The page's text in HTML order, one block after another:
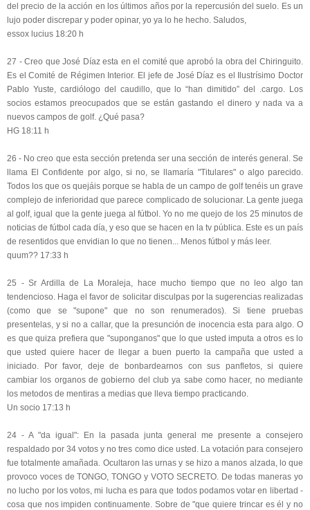
del precio de la acción en los últimos años por la repercusión del suelo. Es un
lujo poder discrepar y poder opinar, yo ya lo he hecho. Saludos,
essox lucius 18:20 h
27 - Creo que José Díaz esta en el comité que aprobó la obra del Chiringuito.
Es el Comité de Régimen Interior. El jefe de José Díaz es el Ilustrísimo Doctor
Pablo Yuste, cardiólogo del caudillo, que lo “han dimitido” del .cargo. Los
socios estamos preocupados que se están gastando el dinero y nada va a
nuevos campos de golf. ¿Qué pasa?
HG 18:11 h
26 - No creo que esta sección pretenda ser una sección de interés general. Se
llama El Confidente por algo, si no, se llamaría "Titulares" o algo parecido.
Todos los que os quejáis porque se habla de un campo de golf tenéis un grave
complejo de inferioridad que parece complicado de solucionar. La gente juega
al golf, igual que la gente juega al fútbol. Yo no me quejo de los 25 minutos de
noticias de fútbol cada día, y eso que se hacen en la tv pública. Este es un país
de resentidos que envidian lo que no tienen... Menos fútbol y más leer.
quum?? 17:33 h
25 - Sr Ardilla de La Moraleja, hace mucho tiempo que no leo algo tan
tendencioso. Haga el favor de solicitar disculpas por la sugerencias realizadas
(como que se "supone" que no son renumerados). Si tiene pruebas
presentelas, y si no a callar, que la presunción de inocencia esta para algo. O
es que quiza prefiera que "suponganos" que lo que usted imputa a otros es lo
que usted quiere hacer de llegar a buen puerto la campaña que usted a
iniciado. Por favor, deje de bonbardearnos con sus panfletos, si quiere
cambiar los organos de gobierno del club ya sabe como hacer, no mediante
los metodos de mentiras a medias que lleva tiempo practicando.
Un socio 17:13 h
24 - A "da igual": En la pasada junta general me presente a consejero
respaldado por 34 votos y no tres como dice usted. La votación para consejero
fue totalmente amañada. Ocultaron las urnas y se hizo a manos alzada, lo que
provoco voces de TONGO, TONGO y VOTO SECRETO. De todas maneras yo
no lucho por los votos, mi lucha es para que todos podamos votar en libertad -
cosa que nos impiden continuamente. Sobre de "que quiere trincar es él y no